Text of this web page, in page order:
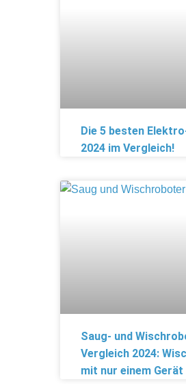
Die 5 besten
2024 im Vergleich!
Saug- und
Vergleich 2024:
mit nur einem Gerät